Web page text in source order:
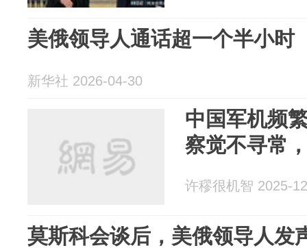
美俄领导人通话超一个半小时
新华社 2026-04-30
中国军机频
察觉不寻常
许穋很机智 2025-
莫斯科会谈后，美俄领导人发